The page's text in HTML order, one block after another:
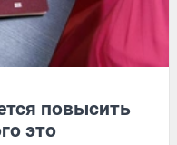
повысить
это